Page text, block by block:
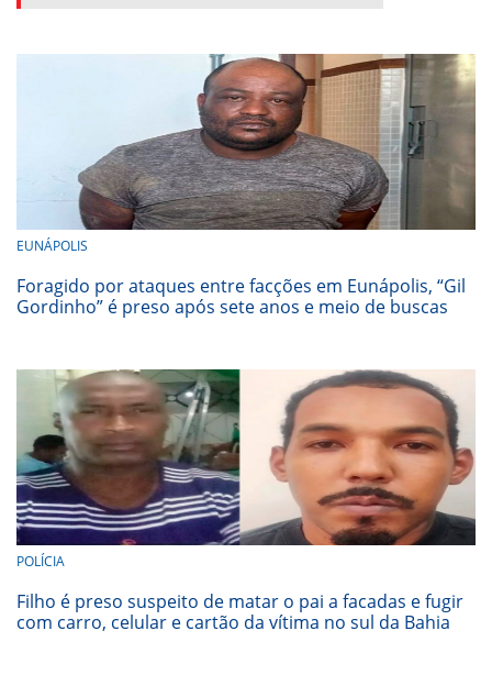
EUNÁPOLIS
Foragido por ataques entre facções em Eunápolis, “Gil
Gordinho” é preso após sete anos e meio de buscas
POLÍCIA
Filho é preso suspeito de matar o pai a facadas e fugir
com carro, celular e cartão da vítima no sul da Bahia